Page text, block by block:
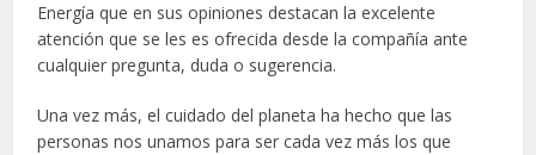
Energía que en sus opiniones destacan la excelente
atención que se les es ofrecida desde la compañía ante
cualquier pregunta, duda o sugerencia.
Una vez más, el cuidado del planeta ha hecho que las
personas nos unamos para ser cada vez más los que